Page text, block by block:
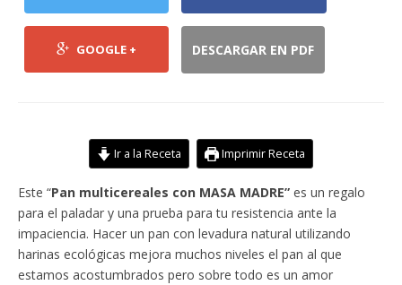
GOOGLE + DESCARGAR EN PDF
Ir a la Receta Imprimir Receta
Este “Pan multicereales con MASA MADRE” es un regalo
para el paladar y una prueba para tu resistencia ante la
impaciencia. Hacer un pan con levadura natural utilizando
harinas ecológicas mejora muchos niveles el pan al que
estamos acostumbrados pero sobre todo es un amor